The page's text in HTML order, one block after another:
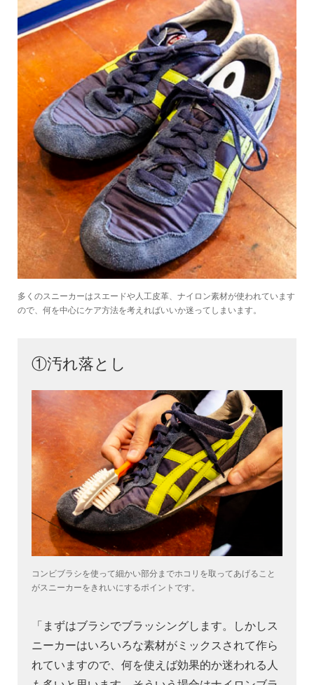
多くのスニーカーはスエードや人工皮革、ナイロン素材が使われています
ので、何を中心にケア方法を考えればいいか迷ってしまいます。
①汚れ落とし
コンビブラシを使って細かい部分までホコリを取ってあげること
がスニーカーをきれいにするポイントです。
「まずはブラシでブラッシングします。しかしス
ニーカーはいろいろな素材がミックスされて作ら
れていますので、何を使えば効果的か迷われる人